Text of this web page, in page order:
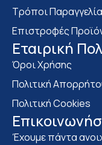
Τρόποι
Επιστροφές
Eταιρική
Όροι Χρήσης
Πολιτική
Πολιτική Cookies
Έχουμε πάντα